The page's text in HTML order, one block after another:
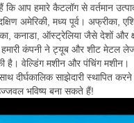
कि आप हमारे कैटलॉग से वर्तमान
अमेरिकी, मध्य पूर्व। अफ्रीका,
कनाडा, ऑस्ट्रेलिया जैसे देशों और
कंपनी ने ट्यूब और शीट मेटल
है। वेल्डिंग मशीन और पंचिंग मशीन।
दीर्घकालिक साझेदारी स्थापित
भविष्य बना सकते हैं!